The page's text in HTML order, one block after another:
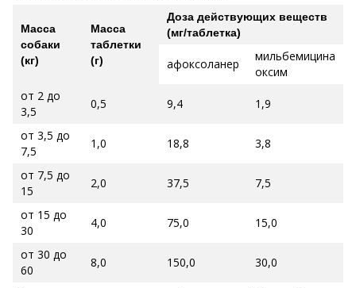
Масса
собаки
(кг)
Масса
таблетки
(г)
Доза действующих веществ
(мг/таблетка)
афоксоланер
мильбемицина
оксим
от 2 до
3,5
0,5 9,4 1,9
от 3,5 до
7,5
1,0 18,8 3,8
от 7,5 до
15
2,0 37,5 7,5
от 15 до
30
4,0 75,0 15,0
от 30 до
60
8,0 150,0 30,0